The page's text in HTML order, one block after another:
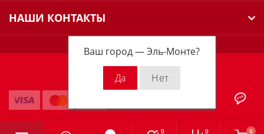
Ваш город —Эль-Монте?
0 0 0
НАШИ КОНТАКТЫ
Milwaukee Russia © 2026